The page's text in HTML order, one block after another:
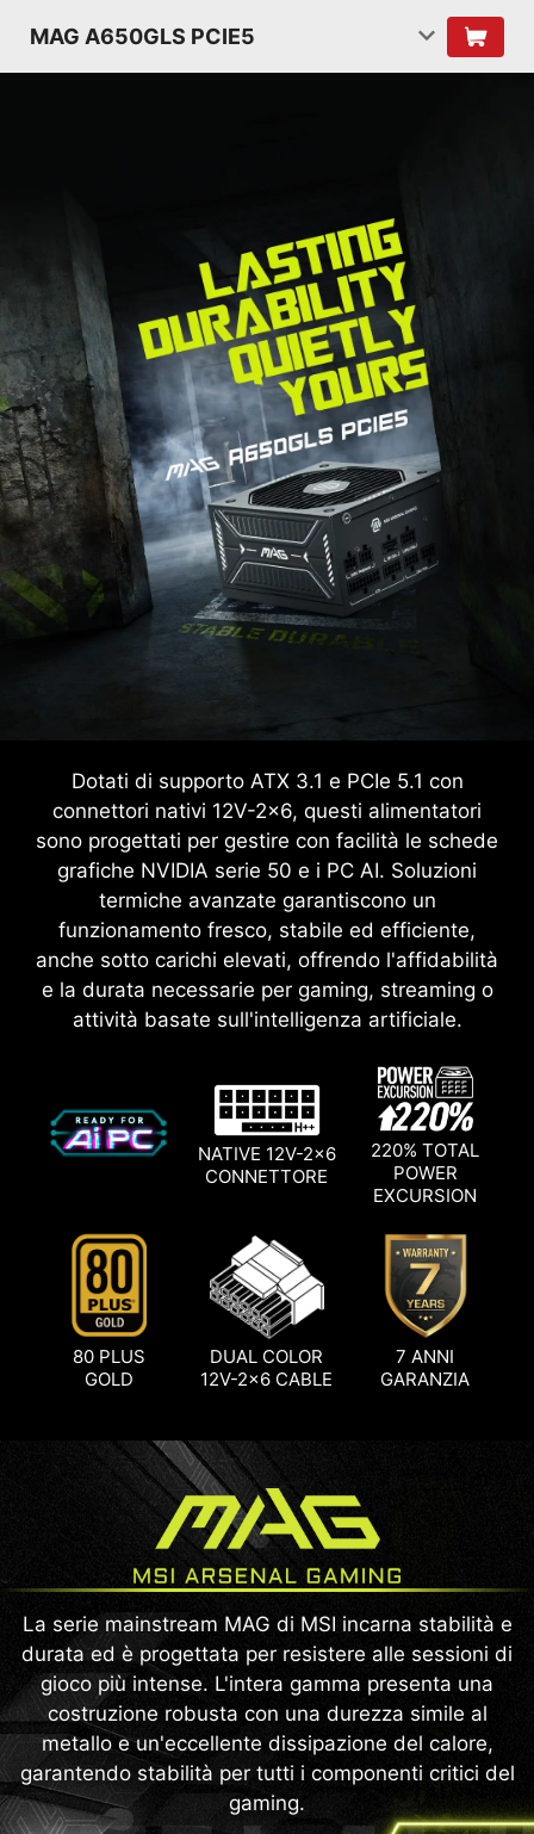
MAG A650GLS PCIE5
Dotati di supporto ATX 3.1 e PCIe 5.1 con
connettori nativi 12V-2x6, questi alimentatori
sono progettati per gestire con facilità le schede
grafiche NVIDIA serie 50 e i PC AI. Soluzioni
termiche avanzate garantiscono un
funzionamento fresco, stabile ed efficiente,
anche sotto carichi elevati, offrendo l'affidabilità
e la durata necessarie per gaming, streaming o
attività basate sull'intelligenza artificiale.
NATIVE 12V-2x6
CONNETTORE
220% TOTAL
POWER
EXCURSION
80 PLUS
GOLD
DUAL COLOR
12V-2x6 CABLE
7 ANNI
GARANZIA
La serie mainstream MAG di MSI incarna stabilità e
durata ed è progettata per resistere alle sessioni di
gioco più intense. L'intera gamma presenta una
costruzione robusta con una durezza simile al
metallo e un'eccellente dissipazione del calore,
garantendo stabilità per tutti i componenti critici del
gaming.